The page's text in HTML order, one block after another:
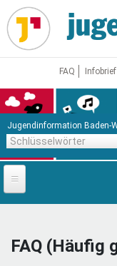
Direkt
zum
Inhalt
FAQ
Jugendinformation Baden-
Startseite
Jugendnetz
FAQ (Häufig